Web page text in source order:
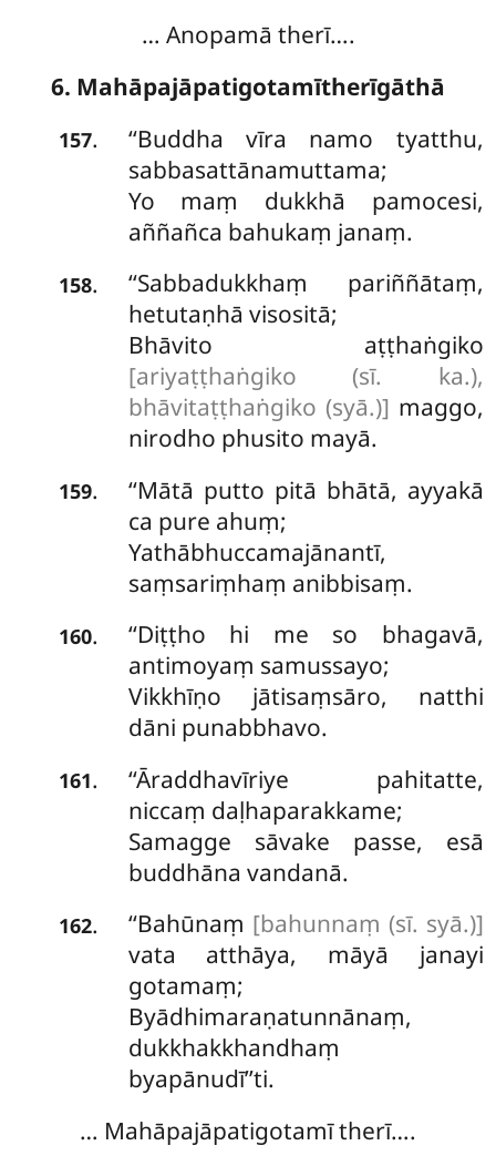
… Anopamā therī….
6. Mahāpajāpatigotamītherīgāthā
157. ‘‘Buddhavīra namo tyatthu,
sabbasattānamuttama;
Yo maṃ dukkhā pamocesi,
aññañca bahukaṃ janaṃ.
158.
‘‘Sabbadukkhaṃ pariññātaṃ,
hetutaṇhā visositā;
Bhāvito aṭṭhaṅgiko
[ariyaṭṭhaṅgiko (sī. ka.),
bhāvitaṭṭhaṅgiko (syā.)] maggo,
nirodho phusito mayā.
159. ‘‘Mātā putto pitā bhātā, ayyakā
ca pure ahuṃ;
Yathābhuccamajānantī,
saṃsariṃhaṃ anibbisaṃ.
160.
‘‘Diṭṭho hi me so bhagavā,
antimoyaṃ samussayo;
Vikkhīṇo jātisaṃsāro, natthi
dāni punabbhavo.
161.
‘‘Āraddhavīriye pahitatte,
niccaṃ daḷhaparakkame;
Samagge sāvake passe, esā
buddhāna vandanā.
162. ‘‘Bahūnaṃ [bahunnaṃ (sī. syā.)]
vata atthāya, māyā janayi
gotamaṃ;
Byādhimaraṇatunnānaṃ,
dukkhakkhandhaṃ
byapānudī’’ti.
… Mahāpajāpatigotamī therī….